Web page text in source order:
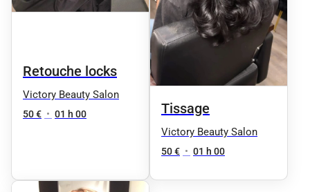
Retouche locks
Victory Beauty Salon
50 € • 01 h 00 Tissage
Victory Beauty Salon
50 € • 01 h 00